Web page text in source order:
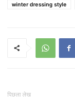
winter dressing style
पिछला लेख